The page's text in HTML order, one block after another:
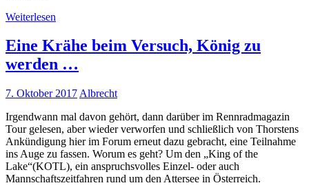
Weiterlesen
Eine Krähe beim Versuch, König zu
werden …
7. Oktober 2017 Albrecht
Irgendwann mal davon gehört, dann darüber im Rennradmagazin
Tour gelesen, aber wieder verworfen und schließlich von Thorstens
Ankündigung hier im Forum erneut dazu gebracht, eine Teilnahme
ins Auge zu fassen. Worum es geht? Um den „King of the
Lake“(KOTL), ein anspruchsvolles Einzel- oder auch
Mannschaftszeitfahren rund um den Attersee in Österreich.